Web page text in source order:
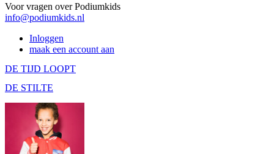
Voor vragen over Podiumkids
info@podiumkids.nl
Inloggen
maak een account aan
DE TIJD LOOPT
DE STILTE